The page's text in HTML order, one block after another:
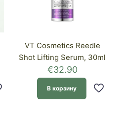
VT Cosmetics Reedle
Shot Lifting Serum, 30ml
€32.90
В корзину